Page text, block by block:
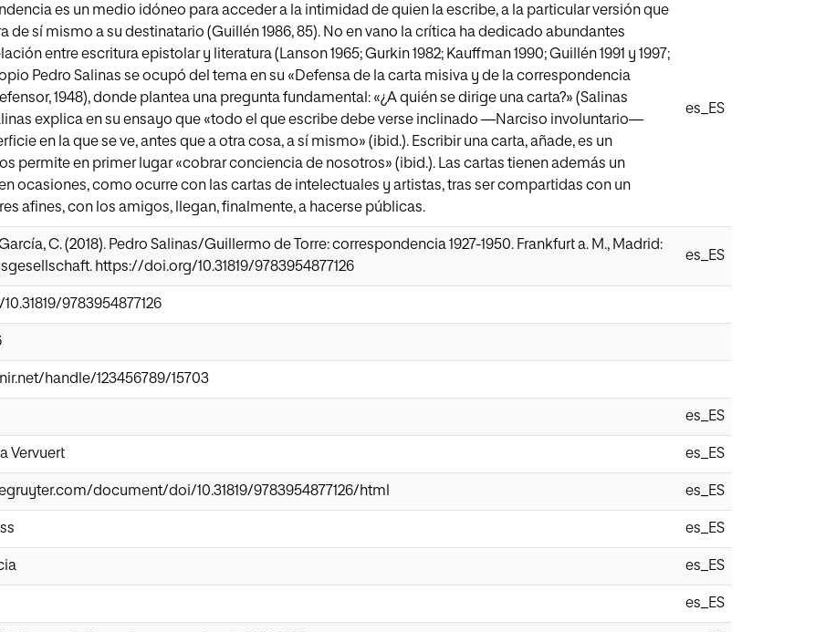
es un medio idóneo para acceder a la intimidad de quien la escribe, a la particular versión que
de sí mismo a su destinatario (Guillén 1986, 85). No en vano la crítica ha dedicado abundantes
entre escritura epistolar y literatura (Lanson 1965; Gurkin 1982; Kauffman 1990; Guillén 1991 y 1997;
Pedro Salinas se ocupó del tema en su «Defensa de la carta misiva y de la correspondencia
1948), donde plantea una pregunta fundamental: «¿A quién se dirige una carta?» (Salinas
explica en su ensayo que «todo el que escribe debe verse inclinado —Narciso involuntario—
en la que se ve, antes que a otra cosa, a sí mismo» (ibid.). Escribir una carta, añade, es un
permite en primer lugar «cobrar conciencia de nosotros» (ibid.). Las cartas tienen además un
ocasiones, como ocurre con las cartas de intelectuales y artistas, tras ser compartidas con un
afines, con los amigos, llegan, finalmente, a hacerse públicas.
es_ES
C. (2018). Pedro Salinas/Guillermo de Torre: correspondencia 1927-1950. Frankfurt a. M., Madrid:
https://doi.org/10.31819/9783954877126
es_ES
9783954877126
handle/123456789/15703
es_ES
Vervuert es_ES
document/doi/10.31819/9783954877126/html es_ES
es_ES
es_ES
es_ES